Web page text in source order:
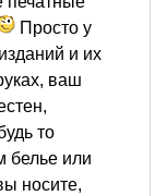
Просто у
и их
ваш
то
белье или
носите,